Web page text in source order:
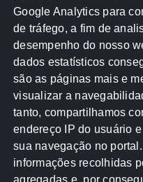
Atricon Audicom
CREA-MT Eventos
MPF Notícias
Receita Federal
TCE-MT TCU
Google Analytics para
de tráfego, a fim de
desempenho do nosso
dados estatísticos
são as páginas mais e
visualizar a
tanto, compartilhamos
endereço IP do usuário
sua navegação no
informações recolhidas